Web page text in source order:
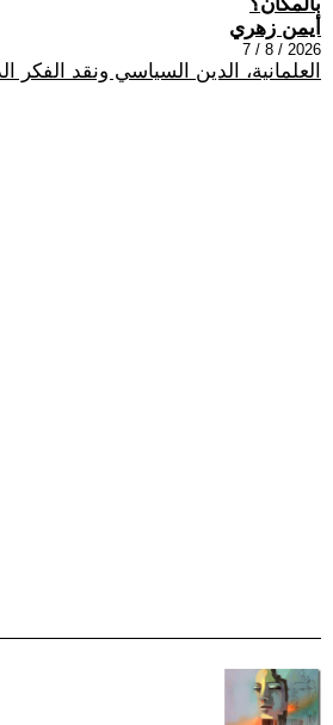
أيمن زهري
2026 / 8 / 7
العلمانية، الدين السياسي ونقد الفكر